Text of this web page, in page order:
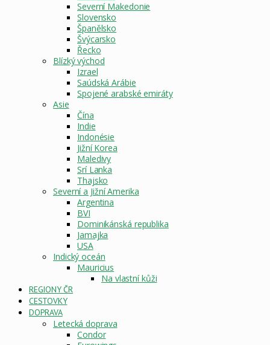
Severní Makedonie
Slovensko
Španělsko
Švýcarsko
Řecko
Blízký východ
Izrael
Saúdská Arábie
Spojené arabské emiráty
Asie
Čína
Indie
Indonésie
Jižní Korea
Maledivy
Srí Lanka
Thajsko
Severní a Jižní Amerika
Argentina
BVI
Dominikánská republika
Jamajka
USA
Indický oceán
Mauricius
Na vlastní kůži
REGIONY ČR
CESTOVKY
DOPRAVA
Letecká doprava
Condor